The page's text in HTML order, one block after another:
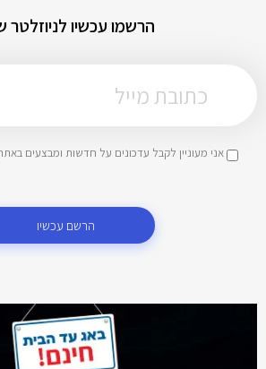
הרשמו עכשיו לניוזלטר
אני מעוניין לקבל עדכונים על חדשות ומבצעים
הרשם עכשיו